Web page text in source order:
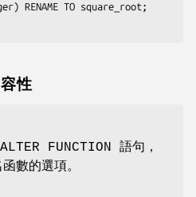
RENAME TO square_root;
性
FUNCTION 語句，
數的選項。